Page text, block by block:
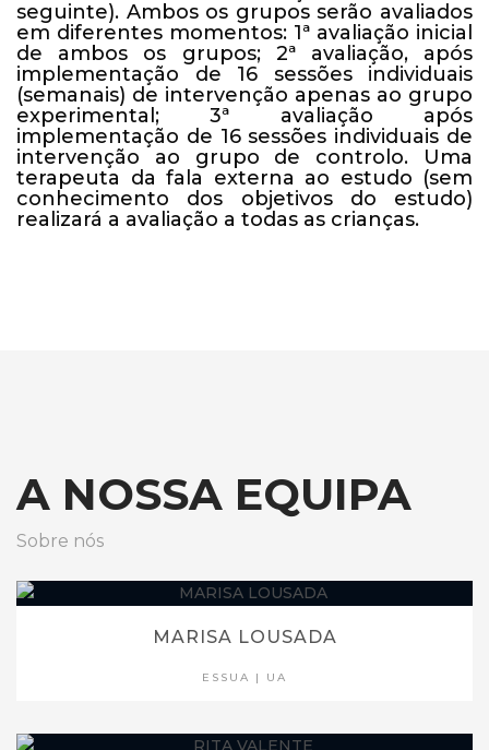
seguinte). Ambos os grupos serão avaliados
em diferentes momentos: 1ª avaliação inicial
de ambos os grupos; 2ª avaliação, após
implementação de 16 sessões individuais
(semanais) de intervenção apenas ao grupo
experimental; 3ª avaliação após
implementação de 16 sessões individuais de
intervenção ao grupo de controlo. Uma
terapeuta da fala externa ao estudo (sem
conhecimento dos objetivos do estudo)
realizará a avaliação a todas as crianças.
A NOSSA EQUIPA
Sobre nós
MARISA LOUSADA
ESSUA | UA